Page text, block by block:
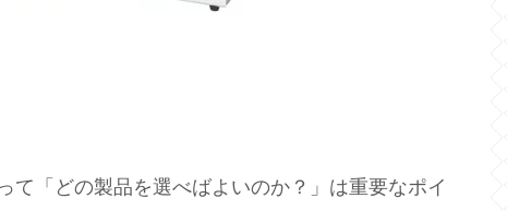
て「どの製品を選べばよいのか？」は重要なポイ